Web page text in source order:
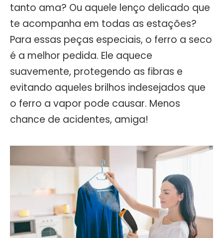
tanto ama? Ou aquele lenço delicado que
te acompanha em todas as estações?
Para essas peças especiais, o ferro a seco
é a melhor pedida. Ele aquece
suavemente, protegendo as fibras e
evitando aqueles brilhos indesejados que
o ferro a vapor pode causar. Menos
chance de acidentes, amiga!